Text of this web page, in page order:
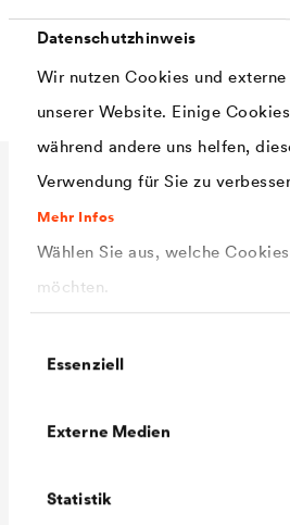
Datenschutzhinweis
Wir nutzen Cookies und
unserer Website. Einige
während andere uns helfen,
Verwendung für Sie zu
Mehr Infos
Wählen Sie aus, welche
möchten.
Essenziell
Externe Medien
Statistik
die Mauersperrbahn zu
Technische Daten
Material
Oberfläche
Dicke
nd (Nagelschaft)
längs: ca.